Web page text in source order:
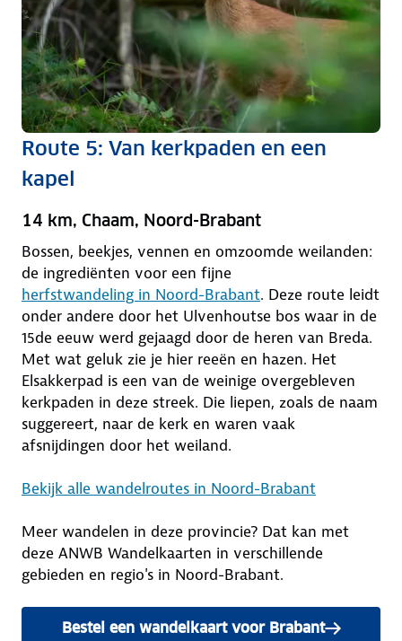
Route 5: Van kerkpaden en een
kapel
14 km, Chaam, Noord-Brabant
Bossen, beekjes, vennen en omzoomde weilanden:
de ingrediënten voor een fijne
herfstwandeling in Noord-Brabant. Deze route leidt
onder andere door het Ulvenhoutse bos waar in de
15de eeuw werd gejaagd door de heren van Breda.
Met wat geluk zie je hier reeën en hazen. Het
Elsakkerpad is een van de weinige overgebleven
kerkpaden in deze streek. Die liepen, zoals de naam
suggereert, naar de kerk en waren vaak
afsnijdingen door het weiland.
Bekijk alle wandelroutes in Noord-Brabant
Meer wandelen in deze provincie? Dat kan met
deze ANWB Wandelkaarten in verschillende
gebieden en regio's in Noord-Brabant.
Bestel een wandelkaart voor Brabant